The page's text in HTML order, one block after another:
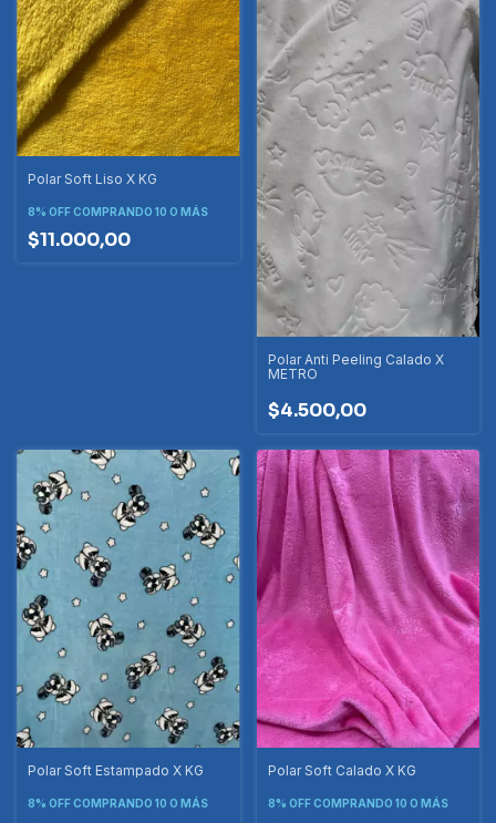
Polar Soft Liso X KG
8% OFFCOMPRANDO 10 O MÁS
$11.000,00
Polar Anti Peeling Calado X
METRO
$4.500,00
Polar Soft Estampado X KG
8% OFFCOMPRANDO 10 O MÁS
Polar Soft Calado X KG
8% OFF COMPRANDO 10 O MÁS